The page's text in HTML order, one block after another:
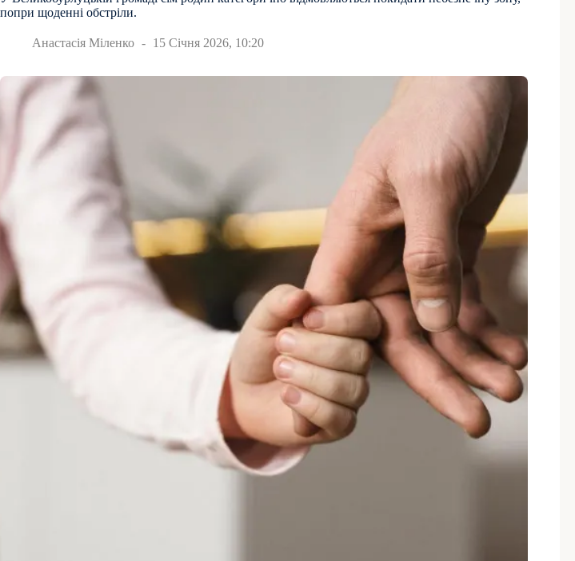
попри щоденні обстріли.
Анастасія Міленко 15 Січня 2026, 10:20